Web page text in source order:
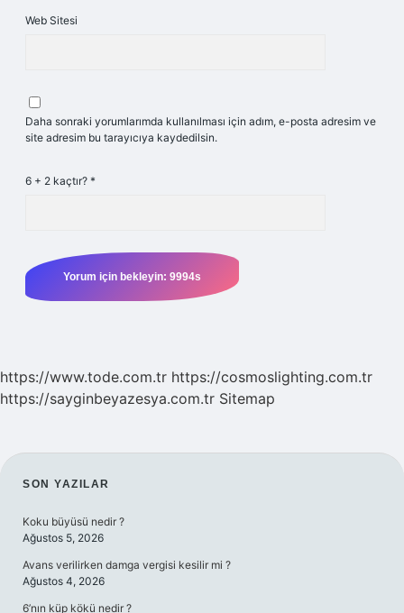
Web Sitesi
Daha sonraki yorumlarımda kullanılması için adım, e-posta adresim ve
site adresim bu tarayıcıya kaydedilsin.
6 + 2 kaçtır? *
https://www.tode.com.tr https://cosmoslighting.com.tr
https://sayginbeyazesya.com.tr Sitemap
SIDEBAR
SON YAZILAR
Koku büyüsü nedir ?
Ağustos 5, 2026
Avans verilirken damga vergisi kesilir mi ?
Ağustos 4, 2026
6’nın küp kökü nedir ?